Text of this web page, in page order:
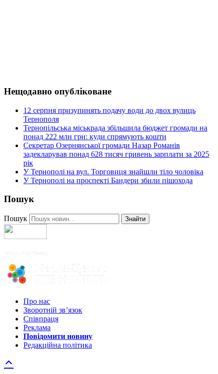
Нещодавно опубліковане
12 серпня призупинять подачу води до двох вулиць
Тернополя
Тернопільська міськрада збільшила бюджет громади на
понад 222 млн грн: куди спрямують кошти
Секретар Озернянської громади Назар Романів
задекларував понад 628 тисяч гривень зарплати за 2025
рік
У Тернополі на вул. Торговиця знайшли тіло чоловіка
У Тернополі на проспекті Бандери збили пішохода
Пошук
Пошук Знайти
Про нас
Зворотній зв’язок
Співпраця
Реклама
Повідомити новину
Редакційна політика